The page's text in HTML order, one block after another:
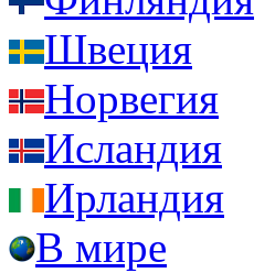
Швеция
Норвегия
Исландия
Ирландия
В мире